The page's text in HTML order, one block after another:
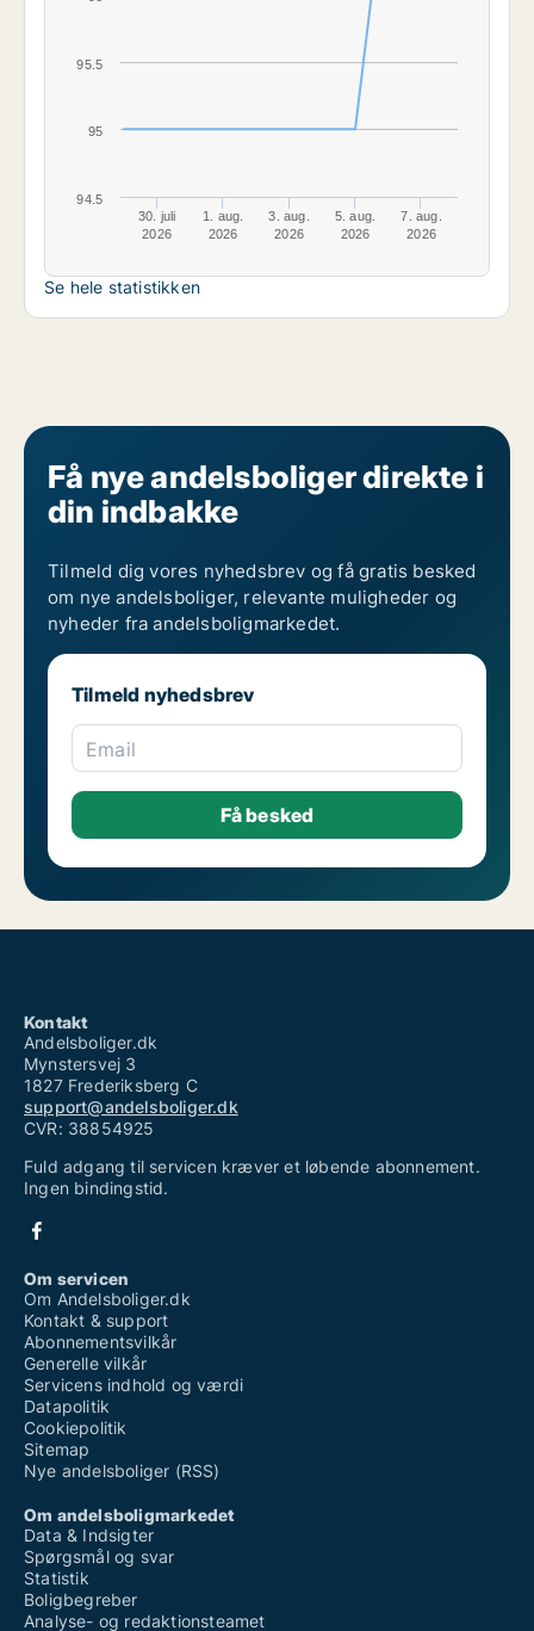
30. juli
2026
1. aug.
2026
3. aug.
2026
5. aug.
2026
7. aug.
2026
94.5
95
95.5
Se hele statistikken
Få nye andelsboliger direkte i
din indbakke
Tilmeld dig vores nyhedsbrev og få gratis besked
om nye andelsboliger, relevante muligheder og
nyheder fra andelsboligmarkedet.
Tilmeld nyhedsbrev
Email
Kontakt
Andelsboliger.dk
Mynstersvej 3
1827 Frederiksberg C
support@andelsboliger.dk
CVR: 38854925
Fuld adgang til servicen kræver et løbende abonnement.
Ingen bindingstid.
Om servicen
Om Andelsboliger.dk
Kontakt & support
Abonnementsvilkår
Generelle vilkår
Servicens indhold og værdi
Datapolitik
Cookiepolitik
Sitemap
Nye andelsboliger (RSS)
Om andelsboligmarkedet
Data & Indsigter
Spørgsmål og svar
Statistik
Boligbegreber
Analyse- og redaktionsteamet